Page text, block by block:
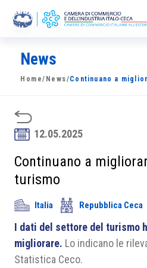
La Camera
News
Eventi
Sviluppo Mercato
Soci
Partner
Progetti
Area riservata
News
Home/ News/Continuano a
12.05.2025
Continuano a
turismo
Italia Repubblica Ceca
I dati del settore del turismo
migliorare. Lo indicano le
Statistica Ceco.